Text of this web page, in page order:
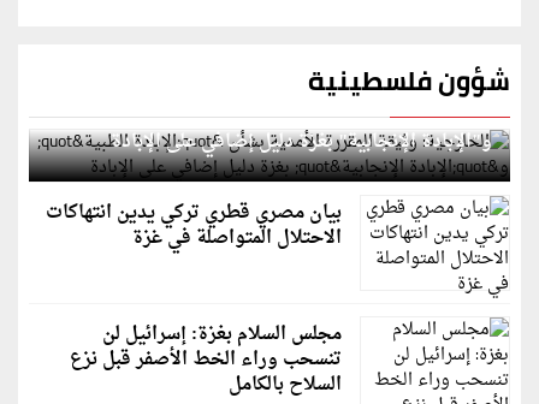
شؤون فلسطينية
الخارجية: وثيقة المقررة الأممية بشأن "الإبادة الطبية"
و"الإبادة الإنجابية" بغزة دليل إضافي على الإبادة
بيان مصري قطري تركي يدين انتهاكات
الاحتلال المتواصلة في غزة
مجلس السلام بغزة: إسرائيل لن
تنسحب وراء الخط الأصفر قبل نزع
السلاح بالكامل